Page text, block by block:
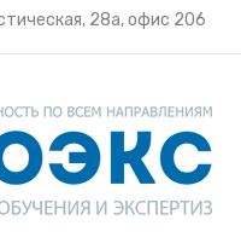
28а, офис 206